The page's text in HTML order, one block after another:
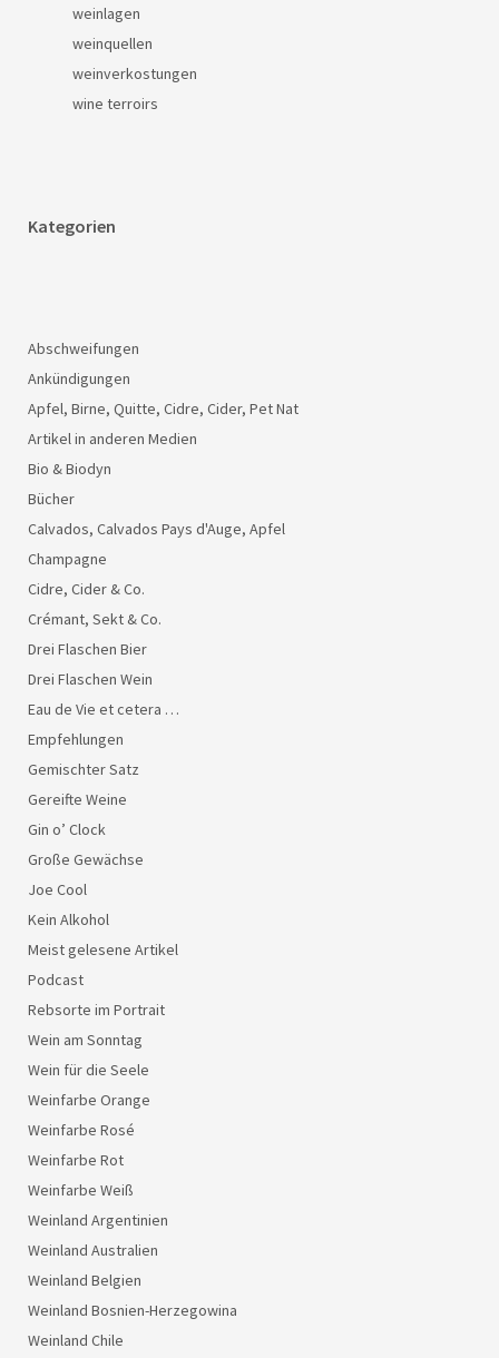
weinlagen
weinquellen
weinverkostungen
wine terroirs
Kategorien
Abschweifungen
Ankündigungen
Apfel, Birne, Quitte, Cidre, Cider, Pet Nat
Artikel in anderen Medien
Bio & Biodyn
Bücher
Calvados, Calvados Pays d'Auge, Apfel
Champagne
Cidre, Cider & Co.
Crémant, Sekt & Co.
Drei Flaschen Bier
Drei Flaschen Wein
Eau de Vie et cetera …
Empfehlungen
Gemischter Satz
Gereifte Weine
Gin o’ Clock
Große Gewächse
Joe Cool
Kein Alkohol
Meist gelesene Artikel
Podcast
Rebsorte im Portrait
Wein am Sonntag
Wein für die Seele
Weinfarbe Orange
Weinfarbe Rosé
Weinfarbe Rot
Weinfarbe Weiß
Weinland Argentinien
Weinland Australien
Weinland Belgien
Weinland Bosnien-Herzegowina
Weinland Chile